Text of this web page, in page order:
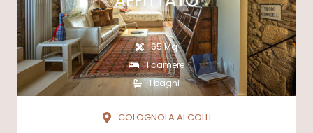
65 Mq
1 camere
1 bagni
COLOGNOLA AI COLLI